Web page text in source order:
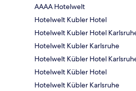
AAAA Hotelwelt
Hotelwelt Kubler Hotel
Hotelwelt Kubler Hotel
Hotelwelt Kubler Karlsruhe
Hotelwelt Kübler Hotel
Hotelwelt Kübler Hotel
Hotelwelt Kübler Karlsruhe